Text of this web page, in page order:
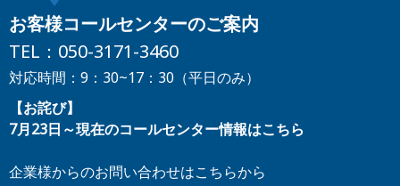
お客様コールセンターのご案内
TEL： 050-3171-3460
対応時間：9：30~17：30（平日のみ）
【お詫び】
7月23日～現在のコールセンター情報はこちら
企業様からのお問い合わせはこちらから